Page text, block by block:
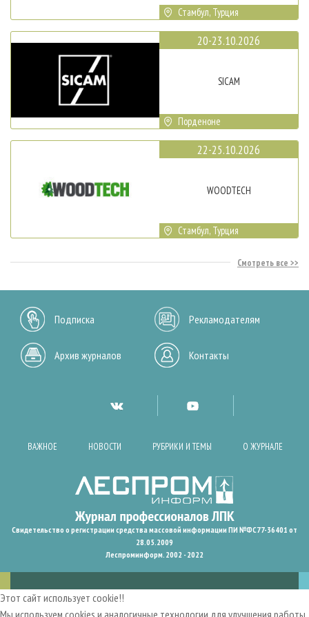
Стамбул, Турция
20-23.10.2026
SICAM
Порденоне
22-25.10.2026
WOODTECH
Стамбул, Турция
Смотреть все
Подписка Рекламодателям
Архив журналов Контакты
ВАЖНОЕ НОВОСТИ РУБРИКИ И ТЕМЫ О ЖУРНАЛЕ
Свидетельство о регистрации средства массовой информации ПИ №ФС77-36401 от
28.05.2009
Леспроминформ. 2002 - 2022
Этот сайт использует cookie!!